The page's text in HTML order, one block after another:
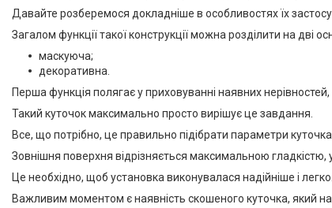
шва (ПТШ)
Алюмінієвий Карниз
Прихованого Монтажу
Алюмінієвий плінтус BEST
DEAL (власне виробництво)
Плінтуси з нержавіючої сталі
Профіль з LED підсвічуванням
(для стін, підлоги, плитки,
керамограніта і т. д)
Оздоблювальний профіль для
ДСП, ЛДСП, скла, дзеркал,
Давайте розберемося докладніше в особливостях їх
Загалом функції такої конструкції можна розділити на дві
маскуюча;
декоративна.
Перша функція полягає у приховуванні наявних
Такий куточок максимально просто вирішує це завдання.
Все, що потрібно, це правильно підібрати параметри куточка
Зовнішня поверхня відрізняється максимальною гладкістю,
Це необхідно, щоб установка виконувалася надійніше і легко.
Важливим моментом є наявність скошеного куточка, який